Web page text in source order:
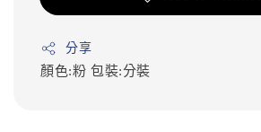
分享
顏色:粉 包裝:分裝